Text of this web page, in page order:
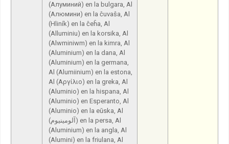
(Алуминий) en la bulgara, Al
(Алюмини) en la ĉuvaŝa, Al
(Hliník) en la ĉeĥa, Al
(Alluminiu) en la korsika, Al
(Alwminiwm) en la kimra, Al
(Aluminium) en la dana, Al
(Aluminium) en la germana,
Al (Alumiinium) en la estona,
Al (Αργίλιο) en la greka, Al
(Aluminio) en la hispana, Al
(Aluminio) en Esperanto, Al
(Aluminio) en la eŭska, Al
(آلومینیوم) en la persa, Al
(Aluminium) en la angla, Al
(Alumini) en la friulana, Al